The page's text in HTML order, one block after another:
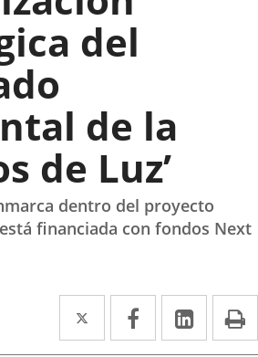
del
de la
de Luz’
dentro del proyecto
está financiada con fondos Next
Twitter
Enlace
a
Facebook
Enlace
a
Enlace
a